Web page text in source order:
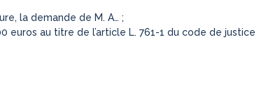
la demande de M. A… ;
euros au titre de l’article L. 761-1 du code de justice